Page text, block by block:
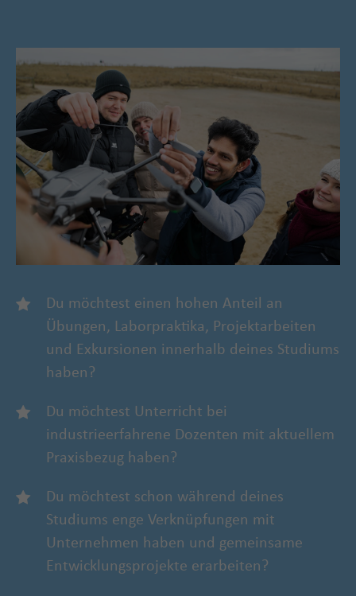
Du möchtest einen hohen Anteil an
Übungen, Laborpraktika, Projektarbeiten
und Exkursionen innerhalb deines Studiums
haben?
Du möchtest Unterricht bei
industrieerfahrene Dozenten mit aktuellem
Praxisbezug haben?
Du möchtest schon während deines
Studiums enge Verknüpfungen mit
Unternehmen haben und gemeinsame
Entwicklungsprojekte erarbeiten?